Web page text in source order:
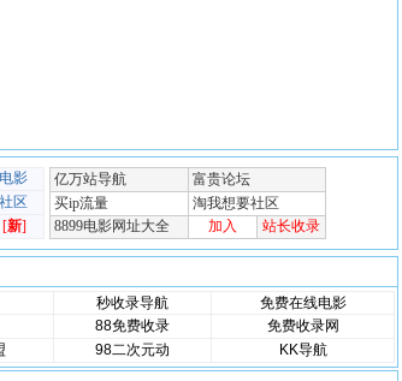
秒收录导航
免费在线电影
88免费收录
免费收录网
98二次元动 KK导航